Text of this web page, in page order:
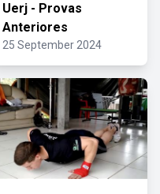
Uerj - Provas
Anteriores
25 September 2024